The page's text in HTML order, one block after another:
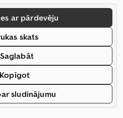
ar pārdevēju
skats
Saglabāt
sludinājumu